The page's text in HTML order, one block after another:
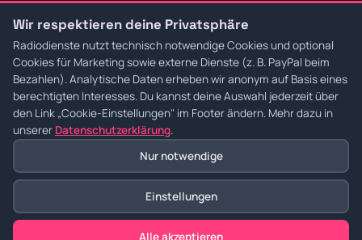
AGB
Cookie-Einstellungen
Krefeld für den Niederrhein
© 2026 Radiodienste. Alle Rechte vorbehalten.·Datenschutz·AGB·
Impressum
Wir respektieren deine Privatsphäre
Radiodienste nutzt technisch notwendige Cookies und optional
Cookies für Marketing sowie externe Dienste (z. B. PayPal beim
Bezahlen). Analytische Daten erheben wir anonym auf Basis eines
berechtigten Interesses. Du kannst deine Auswahl jederzeit über
den Link „Cookie-Einstellungen" im Footer ändern. Mehr dazu in
unserer Datenschutzerklärung.
Nur notwendige
Einstellungen
Alle akzeptieren